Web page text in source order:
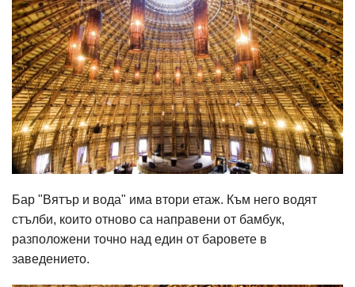
Бар "Вятър и вода" има втори етаж. Към него водят
стълби, които отново са направени от бамбук,
разположени точно над един от баровете в
заведението.